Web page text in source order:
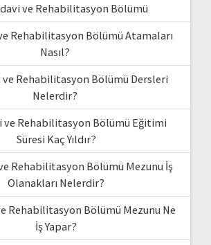
ve Rehabilitasyon Bölümü
Rehabilitasyon Bölümü Atamaları
Nasıl?
ve Rehabilitasyon Bölümü Dersleri
Nelerdir?
ve Rehabilitasyon Bölümü Eğitimi
Süresi Kaç Yıldır?
Rehabilitasyon Bölümü Mezunu İş
Olanakları Nelerdir?
Rehabilitasyon Bölümü Mezunu Ne
İş Yapar?